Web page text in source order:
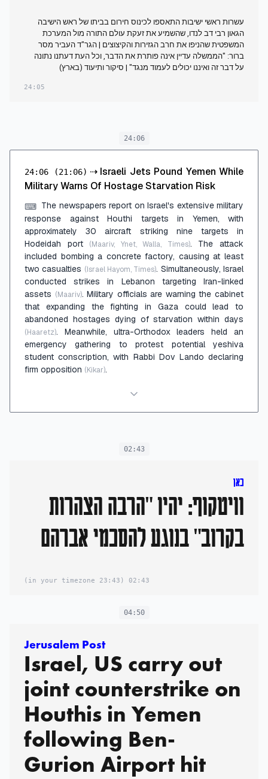
עשרות ראשי ישיבות התאספו לכינוס חירום בביתו של ראש הישיבה
הגאון רבי דב לנדו, שהשמיע את זעקת עולם התורה מול המערכת
המשפטית שהניפו את חרב הגזירות והקיצוצים | הגר"ד העביר מסר
ברור: "הממשלה עדיין אינה פותרת את הדבר, וכל העת דעתנו נתונה
על דבר זה ואיננו יכולים לעמוד מנגד" | סיקור ותיעוד (בארץ)
24:05
24:06
24:06 (21:06) ⇢ Israeli Jets Pound Yemen While
Military Warns Of Hostage Starvation Risk
⌨ The newspapers report on Israel's extensive military
response against Houthi targets in Yemen, with
approximately 30 aircraft striking nine targets in
Hodeidah port
(Maariv, Ynet, Walla, Times). The attack
included bombing a concrete factory, causing at least
two casualties (Israel Hayom, Times). Simultaneously, Israel
conducted strikes in Lebanon targeting Iran-linked
assets (Maariv). Military officials are warning the cabinet
that expanding the fighting in Gaza could lead to
abandoned hostages dying of starvation within days
(Haaretz). Meanwhile, ultra-Orthodox leaders held an
emergency gathering to protest potential yeshiva
student conscription, with Rabbi Dov Lando declaring
firm opposition (Kikar).
02:43
כאן
וויטקוף: יהיו "הרבה הצהרות
בקרוב" בנוגע להסכמי אברהם
02:43
(23:43 in your timezone)
04:50
Jerusalem Post
Israel, US carry out
joint counterstrike on
Houthis in Yemen
following Ben-
Gurion Airport hit